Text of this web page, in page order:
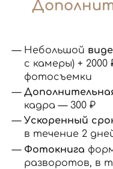
Небольшой
с камеры) +
фотосъемки
кадра — 300 ₽
Ускоренный
в течение 2
Фотокнига
разворотов, в